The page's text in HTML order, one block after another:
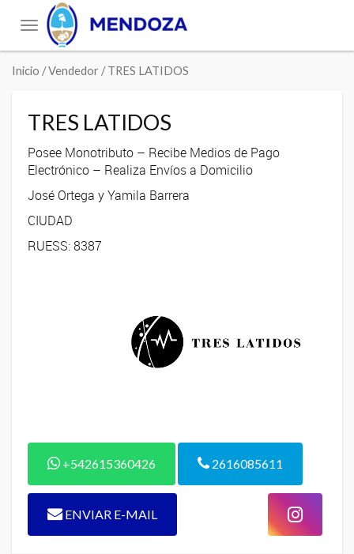
Toggle
navigation
Inicio / Vendedor / TRES LATIDOS
TRES LATIDOS
Posee Monotributo – Recibe Medios de Pago
Electrónico – Realiza Envíos a Domicilio
José Ortega y Yamila Barrera
CIUDAD
RUESS: 8387
+542615360426 2616085611
ENVIAR E-MAIL